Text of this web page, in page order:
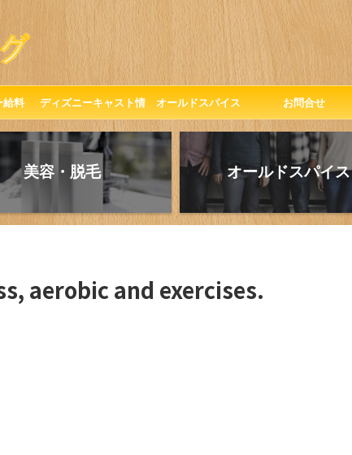
給料 ディズニーキャスト情
報
オールドスパイス お問合せ
美容・脱毛 オールドスパイス
aerobic and exercises.